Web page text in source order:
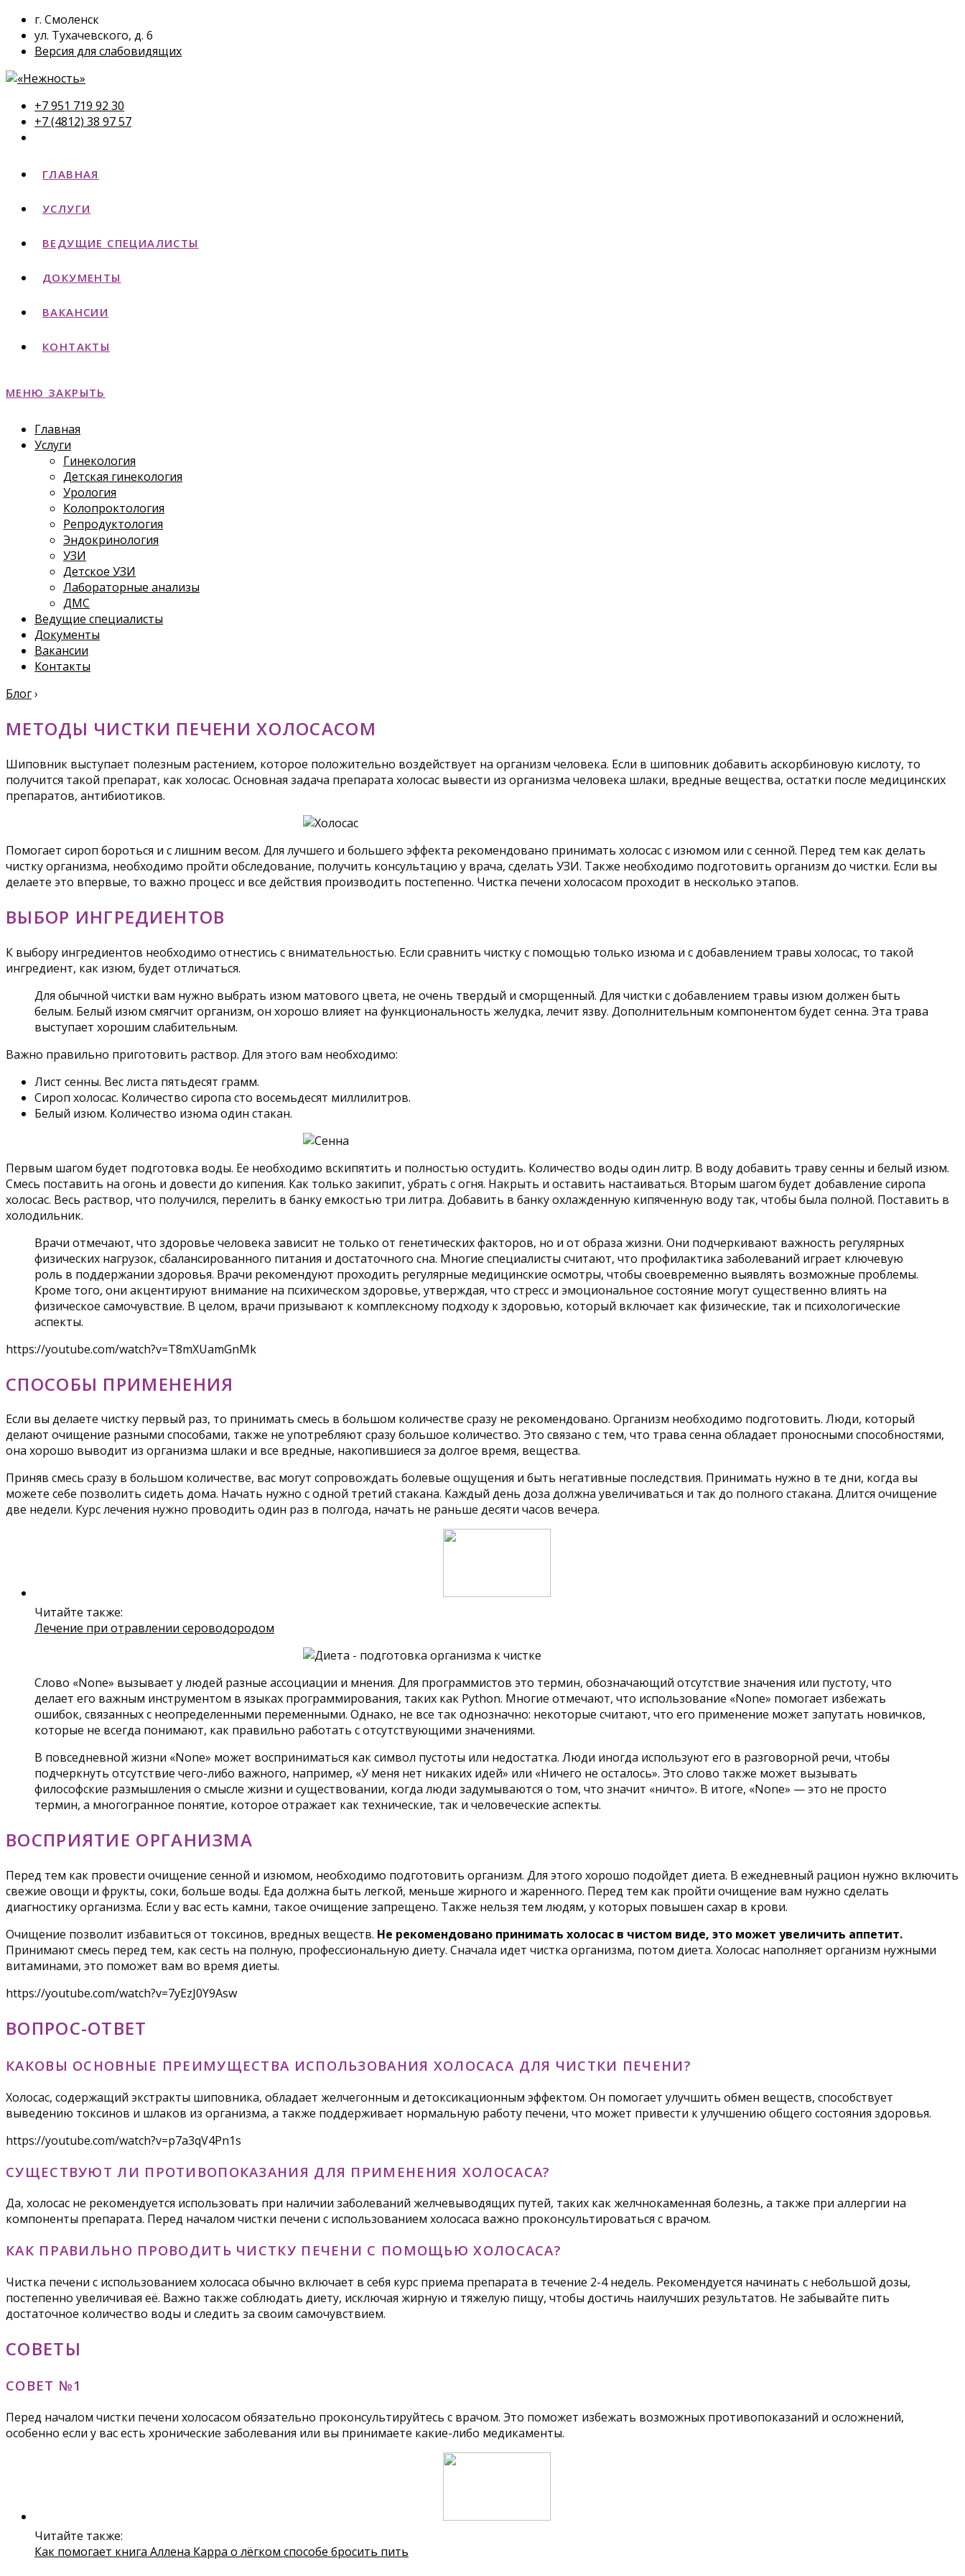
г. Смоленск
ул. Тухачевского, д. 6
Версия для слабовидящих
+7 951 719 92 30
+7 (4812) 38 97 57
ГЛАВНАЯ
УСЛУГИ
ВЕДУЩИЕ СПЕЦИАЛИСТЫ
ДОКУМЕНТЫ
ВАКАНСИИ
КОНТАКТЫ
МЕНЮ ЗАКРЫТЬ
Главная
Услуги
Гинекология
Детская гинекология
Урология
Колопроктология
Репродуктология
Эндокринология
УЗИ
Детское УЗИ
Лабораторные анализы
ДМС
Ведущие специалисты
Документы
Вакансии
Контакты
Блог›
МЕТОДЫ ЧИСТКИ ПЕЧЕНИ ХОЛОСАСОМ
Шиповник выступает полезным растением, которое положительно воздействует на организм человека. Если в шиповник добавить аскорбиновую кислоту, то
получится такой препарат, как холосас. Основная задача препарата холосас вывести из организма человека шлаки, вредные вещества, остатки после медицинских
препаратов, антибиотиков.
Помогает сироп бороться и с лишним весом. Для лучшего и большего эффекта рекомендовано принимать холосас с изюмом или с сенной. Перед тем как делать
чистку организма, необходимо пройти обследование, получить консультацию у врача, сделать УЗИ. Также необходимо подготовить организм до чистки. Если вы
делаете это впервые, то важно процесс и все действия производить постепенно. Чистка печени холосасом проходит в несколько этапов.
ВЫБОР ИНГРЕДИЕНТОВ
К выбору ингредиентов необходимо отнестись с внимательностью. Если сравнить чистку с помощью только изюма и с добавлением травы холосас, то такой
ингредиент, как изюм, будет отличаться.
Для обычной чистки вам нужно выбрать изюм матового цвета, не очень твердый и сморщенный. Для чистки с добавлением травы изюм должен быть
белым. Белый изюм смягчит организм, он хорошо влияет на функциональность желудка, лечит язву. Дополнительным компонентом будет сенна. Эта трава
выступает хорошим слабительным.
Важно правильно приготовить раствор. Для этого вам необходимо:
Лист сенны. Вес листа пятьдесят грамм.
Сироп холосас. Количество сиропа сто восемьдесят миллилитров.
Белый изюм. Количество изюма один стакан.
Первым шагом будет подготовка воды. Ее необходимо вскипятить и полностью остудить. Количество воды один литр. В воду добавить траву сенны и белый изюм.
Смесь поставить на огонь и довести до кипения. Как только закипит, убрать с огня. Накрыть и оставить настаиваться. Вторым шагом будет добавление сиропа
холосас. Весь раствор, что получился, перелить в банку емкостью три литра. Добавить в банку охлажденную кипяченную воду так, чтобы была полной. Поставить в
холодильник.
Врачи отмечают, что здоровье человека зависит не только от генетических факторов, но и от образа жизни. Они подчеркивают важность регулярных
физических нагрузок, сбалансированного питания и достаточного сна. Многие специалисты считают, что профилактика заболеваний играет ключевую
роль в поддержании здоровья. Врачи рекомендуют проходить регулярные медицинские осмотры, чтобы своевременно выявлять возможные проблемы.
Кроме того, они акцентируют внимание на психическом здоровье, утверждая, что стресс и эмоциональное состояние могут существенно влиять на
физическое самочувствие. В целом, врачи призывают к комплексному подходу к здоровью, который включает как физические, так и психологические
аспекты.
https://youtube.com/watch?v=T8mXUamGnMk
СПОСОБЫ ПРИМЕНЕНИЯ
Если вы делаете чистку первый раз, то принимать смесь в большом количестве сразу не рекомендовано. Организм необходимо подготовить. Люди, который
делают очищение разными способами, также не употребляют сразу большое количество. Это связано с тем, что трава сенна обладает проносными способностями,
она хорошо выводит из организма шлаки и все вредные, накопившиеся за долгое время, вещества.
Приняв смесь сразу в большом количестве, вас могут сопровождать болевые ощущения и быть негативные последствия. Принимать нужно в те дни, когда вы
можете себе позволить сидеть дома. Начать нужно с одной третий стакана. Каждый день доза должна увеличиваться и так до полного стакана. Длится очищение
две недели. Курс лечения нужно проводить один раз в полгода, начать не раньше десяти часов вечера.
Читайте также:
Лечение при отравлении сероводородом
Слово «None» вызывает у людей разные ассоциации и мнения. Для программистов это термин, обозначающий отсутствие значения или пустоту, что
делает его важным инструментом в языках программирования, таких как Python. Многие отмечают, что использование «None» помогает избежать
ошибок, связанных с неопределенными переменными. Однако, не все так однозначно: некоторые считают, что его применение может запутать новичков,
которые не всегда понимают, как правильно работать с отсутствующими значениями.
В повседневной жизни «None» может восприниматься как символ пустоты или недостатка. Люди иногда используют его в разговорной речи, чтобы
подчеркнуть отсутствие чего-либо важного, например, «У меня нет никаких идей» или «Ничего не осталось». Это слово также может вызывать
философские размышления о смысле жизни и существовании, когда люди задумываются о том, что значит «ничто». В итоге, «None» — это не просто
термин, а многогранное понятие, которое отражает как технические, так и человеческие аспекты.
ВОСПРИЯТИЕ ОРГАНИЗМА
Перед тем как провести очищение сенной и изюмом, необходимо подготовить организм. Для этого хорошо подойдет диета. В ежедневный рацион нужно включить
свежие овощи и фрукты, соки, больше воды. Еда должна быть легкой, меньше жирного и жаренного. Перед тем как пройти очищение вам нужно сделать
диагностику организма. Если у вас есть камни, такое очищение запрещено. Также нельзя тем людям, у которых повышен сахар в крови.
Очищение позволит избавиться от токсинов, вредных веществ. Не рекомендовано принимать холосас в чистом виде, это может увеличить аппетит.
Принимают смесь перед тем, как сесть на полную, профессиональную диету. Сначала идет чистка организма, потом диета. Холосас наполняет организм нужными
витаминами, это поможет вам во время диеты.
https://youtube.com/watch?v=7yEzJ0Y9Asw
ВОПРОС-ОТВЕТ
КАКОВЫ ОСНОВНЫЕ ПРЕИМУЩЕСТВА ИСПОЛЬЗОВАНИЯ ХОЛОСАСА ДЛЯ ЧИСТКИ ПЕЧЕНИ?
Холосас, содержащий экстракты шиповника, обладает желчегонным и детоксикационным эффектом. Он помогает улучшить обмен веществ, способствует
выведению токсинов и шлаков из организма, а также поддерживает нормальную работу печени, что может привести к улучшению общего состояния здоровья.
https://youtube.com/watch?v=p7a3qV4Pn1s
СУЩЕСТВУЮТ ЛИ ПРОТИВОПОКАЗАНИЯ ДЛЯ ПРИМЕНЕНИЯ ХОЛОСАСА?
Да, холосас не рекомендуется использовать при наличии заболеваний желчевыводящих путей, таких как желчнокаменная болезнь, а также при аллергии на
компоненты препарата. Перед началом чистки печени с использованием холосаса важно проконсультироваться с врачом.
КАК ПРАВИЛЬНО ПРОВОДИТЬ ЧИСТКУ ПЕЧЕНИ С ПОМОЩЬЮ ХОЛОСАСА?
Чистка печени с использованием холосаса обычно включает в себя курс приема препарата в течение 2-4 недель. Рекомендуется начинать с небольшой дозы,
постепенно увеличивая её. Важно также соблюдать диету, исключая жирную и тяжелую пищу, чтобы достичь наилучших результатов. Не забывайте пить
достаточное количество воды и следить за своим самочувствием.
СОВЕТЫ
СОВЕТ №1
Перед началом чистки печени холосасом обязательно проконсультируйтесь с врачом. Это поможет избежать возможных противопоказаний и осложнений,
особенно если у вас есть хронические заболевания или вы принимаете какие-либо медикаменты.
Читайте также:
Как помогает книга Аллена Карра о лёгком способе бросить пить